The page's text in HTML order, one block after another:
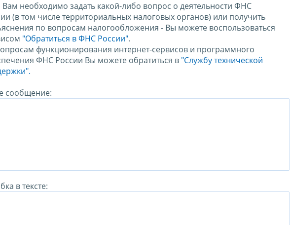
Вам необходимо задать какой-либо вопрос о деятельности ФНС
(в том числе территориальных налоговых органов) или получить
по вопросам налогообложения - Вы можете воспользоваться
"Обратиться в ФНС России".
функционирования интернет-сервисов и программного
ФНС России Вы можете обратиться в "Службу технической
сообщение:
в тексте: